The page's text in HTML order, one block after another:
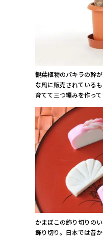
観葉植物のパキラの幹
な風に販売されている
育てて三つ編みを作って
かまぼこの飾り切りの
飾り切り。日本では昔